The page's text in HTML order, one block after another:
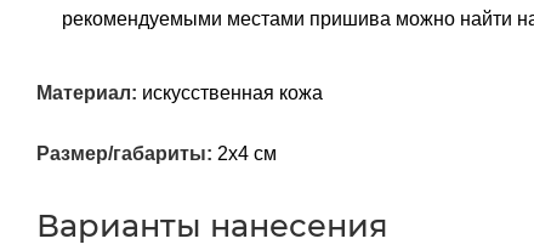
рекомендуемыми местами пришива можно найти
Материал: искусственная кожа
Размер/габариты: 2х4 см
Варианты нанесения